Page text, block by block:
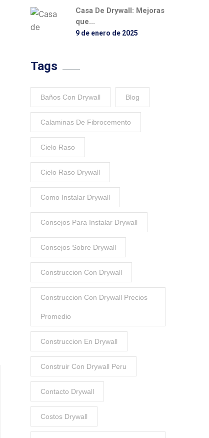
Casa De Drywall: Mejoras
que...
9 de enero de 2025
Tags
Baños Con Drywall Blog
Calaminas De Fibrocemento
Cielo Raso
Cielo Raso Drywall
Como Instalar Drywall
Consejos Para Instalar Drywall
Consejos Sobre Drywall
Construccion Con Drywall
Construccion Con Drywall Precios
Promedio
Construccion En Drywall
Construir Con Drywall Peru
Contacto Drywall
Costos Drywall